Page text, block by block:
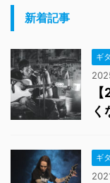
新着記事
ギ
く
ギ